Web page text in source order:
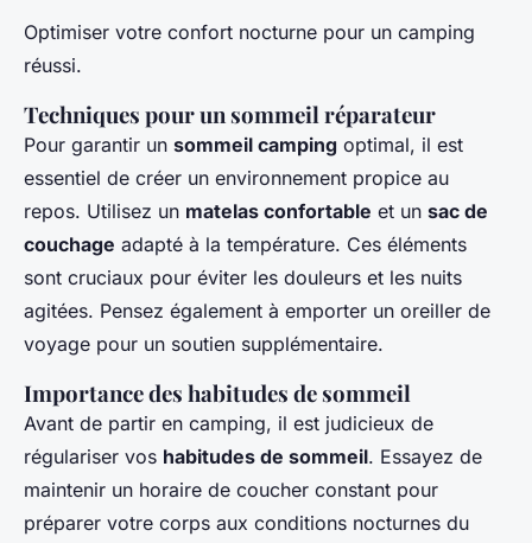
Optimiser votre confort nocturne pour un camping
réussi.
Techniques pour un sommeil réparateur
Pour garantir un sommeil camping optimal, il est
essentiel de créer un environnement propice au
repos. Utilisez un matelas confortable et un sac de
couchage adapté à la température. Ces éléments
sont cruciaux pour éviter les douleurs et les nuits
agitées. Pensez également à emporter un oreiller de
voyage pour un soutien supplémentaire.
Importance des habitudes de sommeil
Avant de partir en camping, il est judicieux de
régulariser vos habitudes de sommeil. Essayez de
maintenir un horaire de coucher constant pour
préparer votre corps aux conditions nocturnes du